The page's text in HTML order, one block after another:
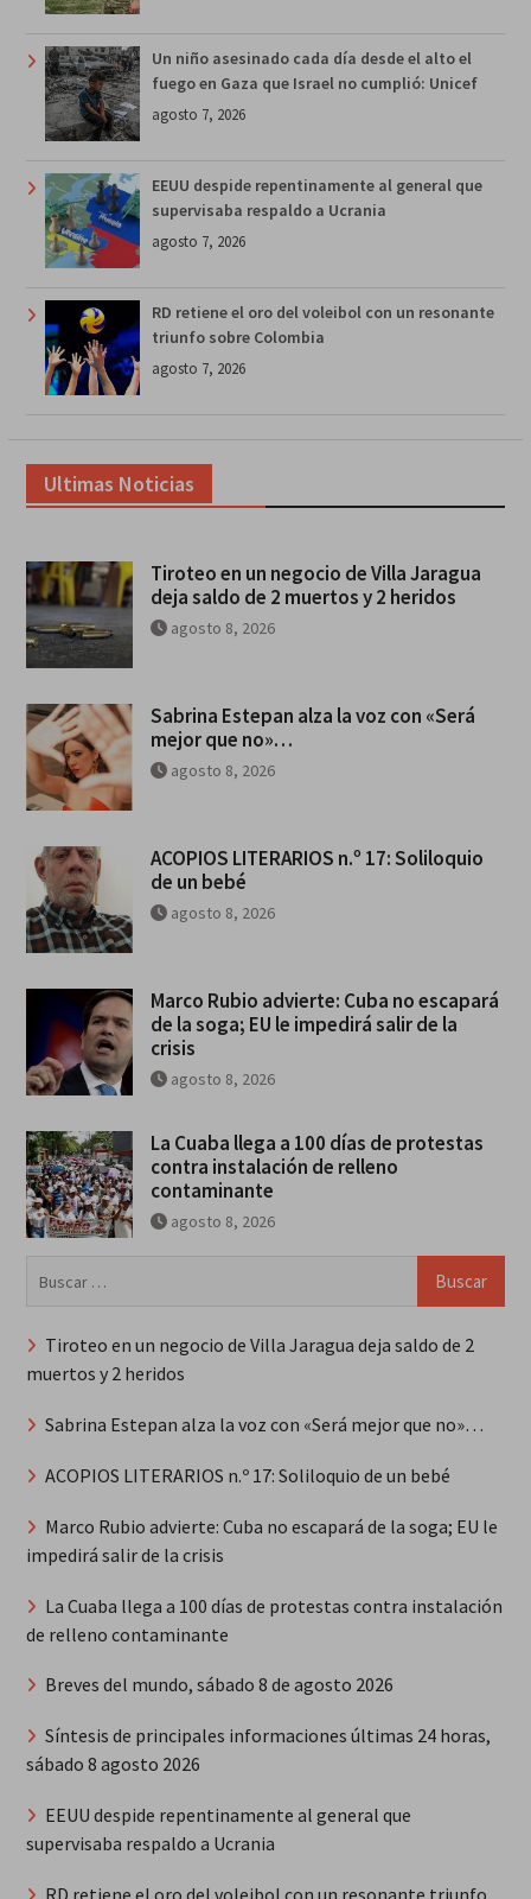
Un niño asesinado cada día desde el alto el
fuego en Gaza que Israel no cumplió: Unicef
agosto 7, 2026
EEUU despide repentinamente al general que
supervisaba respaldo a Ucrania
agosto 7, 2026
RD retiene el oro del voleibol con un resonante
triunfo sobre Colombia
agosto 7, 2026
Ultimas Noticias
Tiroteo en un negocio de Villa Jaragua
deja saldo de 2 muertos y 2 heridos
agosto 8, 2026
Sabrina Estepan alza la voz con «Será
mejor que no»…
agosto 8, 2026
ACOPIOS LITERARIOS n.º 17: Soliloquio
de un bebé
agosto 8, 2026
Marco Rubio advierte: Cuba no escapará
de la soga; EU le impedirá salir de la
crisis
agosto 8, 2026
La Cuaba llega a 100 días de protestas
contra instalación de relleno
contaminante
agosto 8, 2026
Tiroteo en un negocio de Villa Jaragua deja saldo de 2
muertos y 2 heridos
Sabrina Estepan alza la voz con «Será mejor que no»…
ACOPIOS LITERARIOS n.º 17: Soliloquio de un bebé
Marco Rubio advierte: Cuba no escapará de la soga; EU le
impedirá salir de la crisis
La Cuaba llega a 100 días de protestas contra instalación
de relleno contaminante
Breves del mundo, sábado 8 de agosto 2026
Síntesis de principales informaciones últimas 24 horas,
sábado 8 agosto 2026
EEUU despide repentinamente al general que
supervisaba respaldo a Ucrania
RD retiene el oro del voleibol con un resonante triunfo